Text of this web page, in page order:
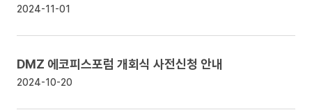
2024-11-01
DMZ 에코피스포럼 개회식 사전신청 안내
2024-10-20